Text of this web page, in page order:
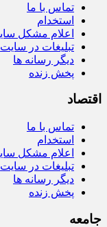
تماس با ما
استخدام
اعلام مشکل
تبلیغات در سایت
دیگر رسانه ها
پخش زنده
اقتصاد
تماس با ما
استخدام
اعلام مشکل
تبلیغات در سایت
دیگر رسانه ها
پخش زنده
جامعه